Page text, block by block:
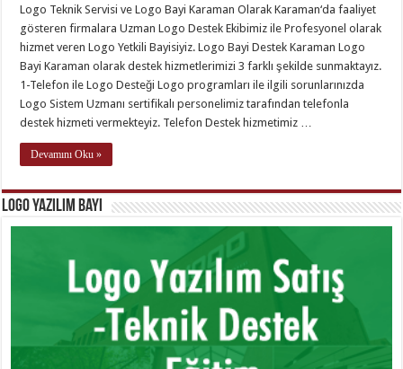
Logo Teknik Servisi ve Logo Bayi Karaman Olarak Karaman‘da faaliyet
gösteren firmalara Uzman Logo Destek Ekibimiz ile Profesyonel olarak
hizmet veren Logo Yetkili Bayisiyiz. Logo Bayi Destek Karaman Logo
Bayi Karaman olarak destek hizmetlerimizi 3 farklı şekilde sunmaktayız.
1-Telefon ile Logo Desteği Logo programları ile ilgili sorunlarınızda
Logo Sistem Uzmanı sertifikalı personelimiz tarafından telefonla
destek hizmeti vermekteyiz. Telefon Destek hizmetimiz …
Devamını Oku »
Logo Yazılım Bayi